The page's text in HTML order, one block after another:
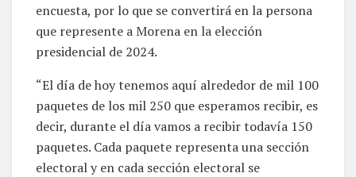
encuesta, por lo que se convertirá en la persona
que represente a Morena en la elección
presidencial de 2024.
“El día de hoy tenemos aquí alrededor de mil 100
paquetes de los mil 250 que esperamos recibir, es
decir, durante el día vamos a recibir todavía 150
paquetes. Cada paquete representa una sección
electoral y en cada sección electoral se